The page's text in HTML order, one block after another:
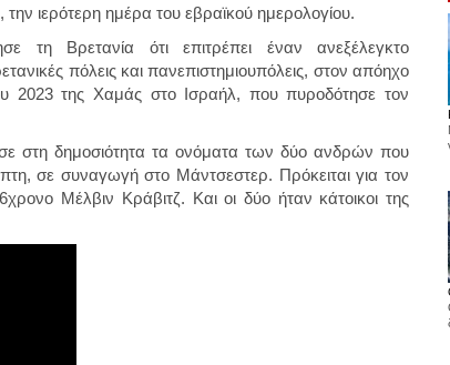
ιερότερη ημέρα του εβραϊκού ημερολογίου.
τη Βρετανία ότι επιτρέπει έναν ανεξέλεγκτο
πόλεις και πανεπιστημιουπόλεις, στον απόηχο
2023 της Χαμάς στο Ισραήλ, που πυροδότησε τον
στη δημοσιότητα τα ονόματα των δύο ανδρών που
σε συναγωγή στο Μάντσεστερ. Πρόκειται για τον
Μέλβιν Κράβιτζ. Και οι δύο ήταν κάτοικοι της